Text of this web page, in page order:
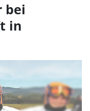
bei
in